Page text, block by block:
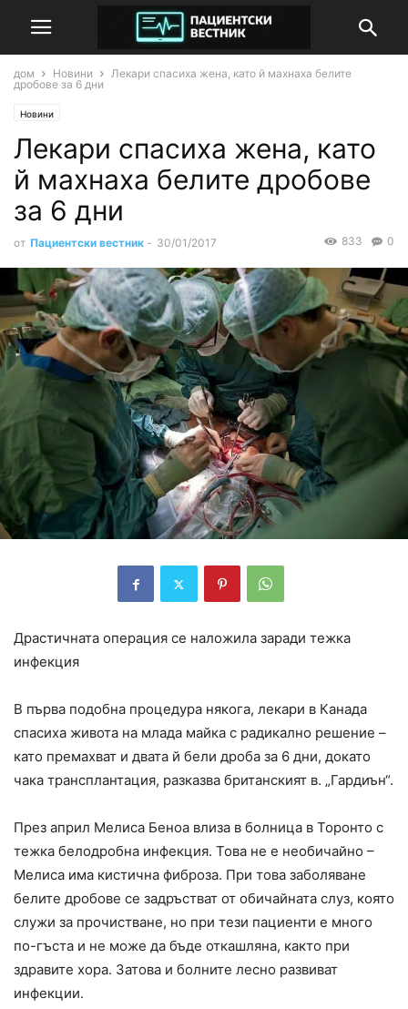
дом Новини
Лекари спасиха жена, като й махнаха белите
дробове за 6 дни
Новини
Лекари спасиха жена, като
й махнаха белите дробове
за 6 дни
от Пациентски вестник - 30/01/2017 0
833
Драстичната операция се наложила заради тежка
инфекция
В първа подобна процедура някога, лекари в Канада
спасиха живота на млада майка с радикално решение –
като премахват и двата й бели дроба за 6 дни, докато
чака трансплантация, разказва британският в. „Гардиън“.
През април Мелиса Беноа влиза в болница в Торонто с
тежка белодробна инфекция. Това не е необичайно –
Мелиса има кистична фиброза. При това заболяване
белите дробове се задръстват от обичайната слуз, която
служи за прочистване, но при тези пациенти е много
по-гъста и не може да бъде откашляна, както при
здравите хора. Затова и болните лесно развиват
инфекции.